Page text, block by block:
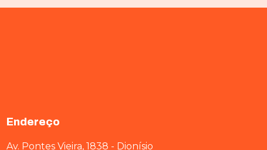
Endereço
Av. Pontes Vieira, 1838 - Dionísio